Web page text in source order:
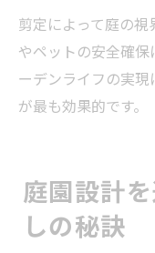
剪定によって庭の
やペットの安全確
ーデンライフの実
が最も効果的です。
庭園設計
しの秘訣